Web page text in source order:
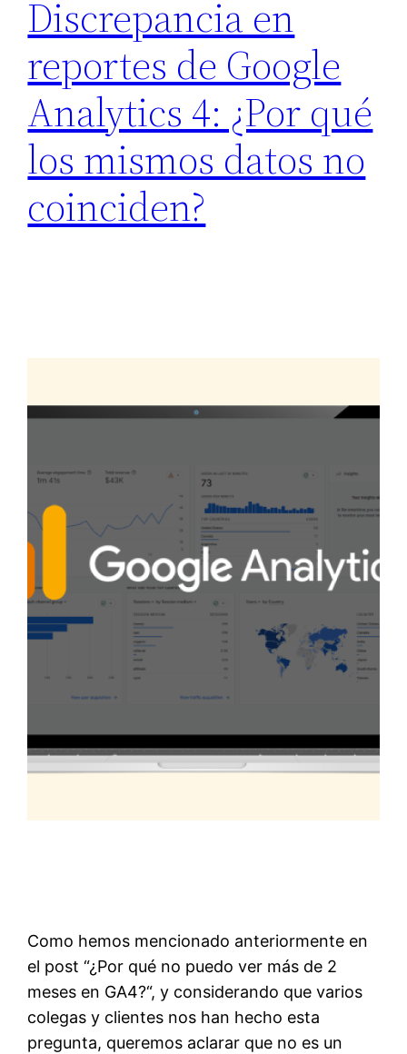
Discrepancia en
reportes de Google
Analytics 4: ¿Por qué
los mismos datos no
coinciden?
Como hemos mencionado anteriormente en
el post “¿Por qué no puedo ver más de 2
meses en GA4?“, y considerando que varios
colegas y clientes nos han hecho esta
pregunta, queremos aclarar que no es un